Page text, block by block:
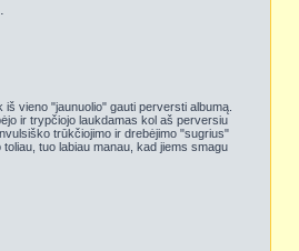
vieno "jaunuolio" gauti perversti albumą.
ir trypčiojo laukdamas kol aš perversiu
trūkčiojimo ir drebėjimo "sugrius"
tuo labiau manau, kad jiems smagu